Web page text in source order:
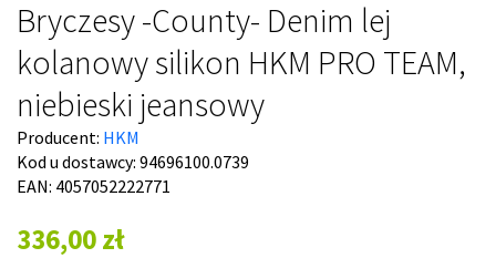
Bryczesy -County- Denim lej
kolanowy silikon HKM PRO TEAM,
niebieski jeansowy
Producent: HKM
Kod u dostawcy: 94696100.0739
EAN: 4057052222771
336,00 zł